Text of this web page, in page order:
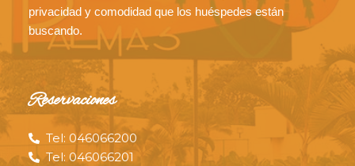
privacidad y comodidad que los huéspedes están
buscando.
Reservaciones
Tel: 046066200
Tel: 046066201